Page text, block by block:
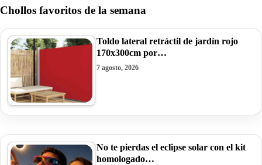
Chollos favoritos de la semana
Toldo lateral retráctil de jardín rojo
170x300cm por…
7 agosto, 2026
No te pierdas el eclipse solar con el kit
homologado…